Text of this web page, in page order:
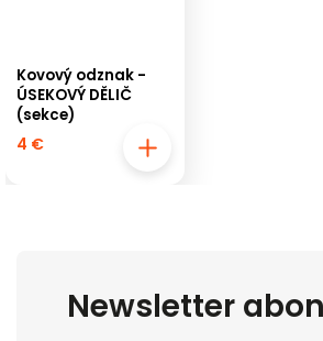
Kovový odznak -
ÚSEKOVÝ DĚLIČ
(sekce)
4 €
Newsletter